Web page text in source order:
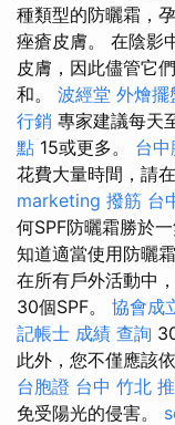
種類型的防曬霜，
痤瘡皮膚。 在陰影
皮膚，因此儘管它
和。 波經堂 外燴擺
行銷 專家建議每天
點 15或更多。 台
花費大量時間，請
marketing 撥筋 台
何SPF防曬霜勝於一
知道適當使用防曬
在所有戶外活動中
30個SPF。 協會成
記帳士 成績 查詢
此外，您不僅應該
台胞證 台中 竹北
免受陽光的侵害。